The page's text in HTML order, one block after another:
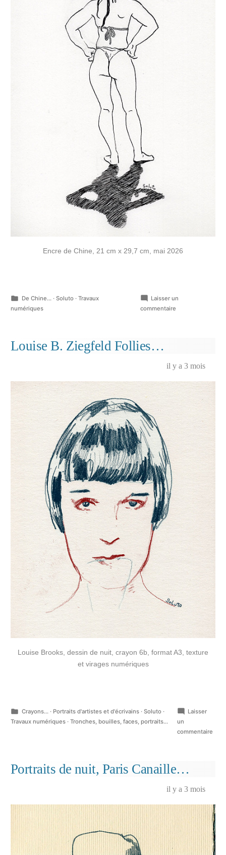
Encre de Chine, 21 cm x 29,7 cm, mai 2026
Publié
dans
De Chine... · Soluto· Travaux
numériques
Laisser un
commentairesur
Louise B. Ziegfeld Follies…
il y a 3 mois
Louise Brooks, dessin de nuit, crayon 6b, format A3, texture
et virages numériques
Publié
dans
Crayons... · Portraits d'artistes et d'écrivains· Soluto·
Travaux numériques · Tronches, bouilles, faces, portraits...
Laisser
un
commentairesur
Portraits de nuit, Paris Canaille…
il y a 3 mois